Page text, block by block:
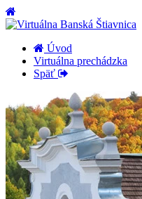
Úvod
Virtuálna prechádzka
Späť